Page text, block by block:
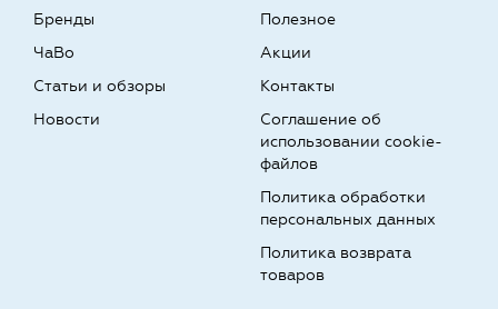
Бренды
Полезное
ЧаВо
Статьи и обзоры
Новости
Акции
Контакты
Соглашение об
использовании cookie-
файлов
Политика обработки
персональных данных
Политика возврата
товаров